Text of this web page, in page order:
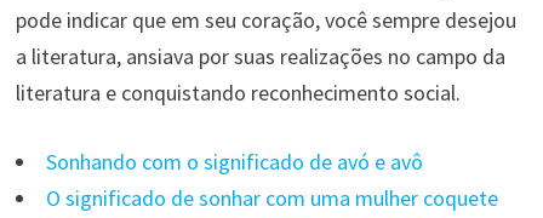
pode indicar que em seu coração, você sempre desejou
a literatura, ansiava por suas realizações no campo da
literatura e conquistando reconhecimento social.
Sonhando com o significado de avó e avô
O significado de sonhar com uma mulher coquete